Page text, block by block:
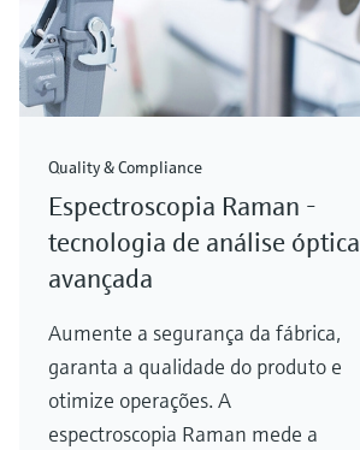
Quality & Compliance
Espectroscopia Raman -
tecnologia de análise óptica
avançada
Aumente a segurança da fábrica,
garanta a qualidade do produto e
otimize operações. A
espectroscopia Raman mede a